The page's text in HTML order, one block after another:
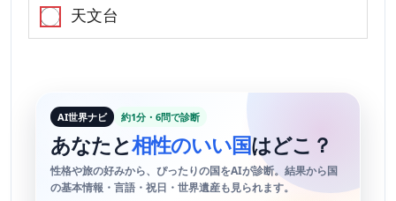
天文台
AI世界ナビ 約1分・6問で診断
あなたと相性のいい国はどこ？
性格や旅の好みから、ぴったりの国をAIが診断。結果から国
の基本情報・言語・祝日・世界遺産も見られます。